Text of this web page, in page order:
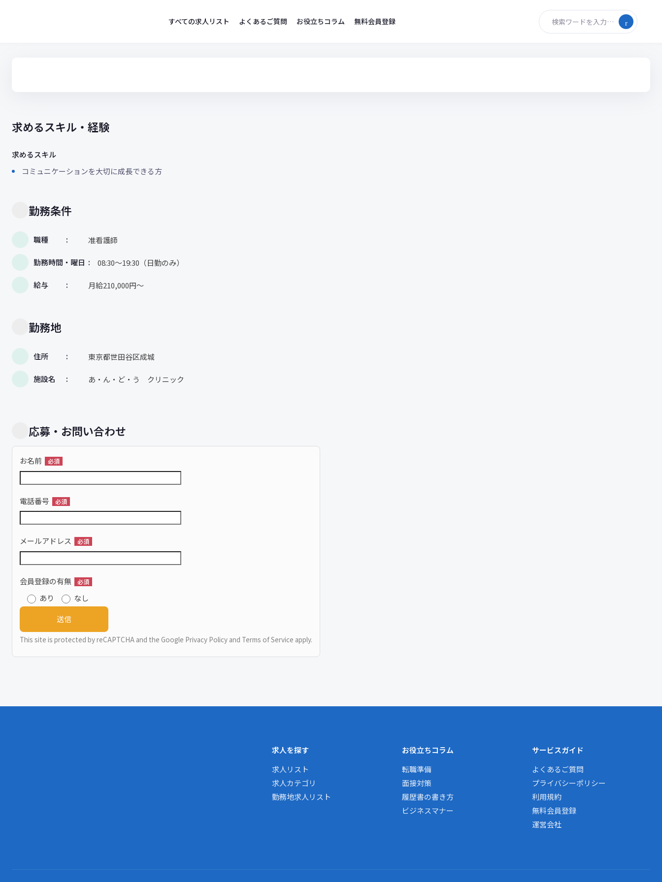
すべての求人リスト よくあるご質問 お役立ちコラム 無料会員登録 検索ワードを入力…
求めるスキル・経験
求めるスキル
コミュニケーションを大切に成長できる方
勤務条件
職種 准看護師
勤務時間・曜日 08:30〜19:30（日勤のみ）
給与 月給210,000円〜
勤務地
住所 東京都世田谷区成城
施設名 あ・ん・ど・う クリニック
応募・お問い合わせ
お名前 必須
電話番号 必須
メールアドレス 必須
会員登録の有無 必須
あり なし
This site is protected by reCAPTCHA and the Google Privacy Policy and Terms of Service apply.
求人を探す
求人リスト
求人カテゴリ
勤務地求人リスト
お役立ちコラム
転職準備
面接対策
履歴書の書き方
ビジネスマナー
サービスガイド
よくあるご質問
プライバシーポリシー
利用規約
無料会員登録
運営会社